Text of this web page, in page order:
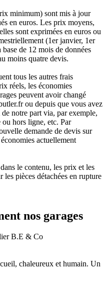
minimum) sont mis à jour
en euros. Les prix moyens,
sont exprimées en euros ou
(1er janvier, 1er
de 12 mois de données
moins quatre devis.
tous les autres frais
réels, les économies
peuvent avoir changé
ou depuis que vous avez
notre part via, par exemple,
ou hors ligne, etc. Par
demande de devis sur
actuellement
le contenu, les prix et les
pièces détachées en rupture
nos garages
B.E & Co
chaleureux et humain. Un